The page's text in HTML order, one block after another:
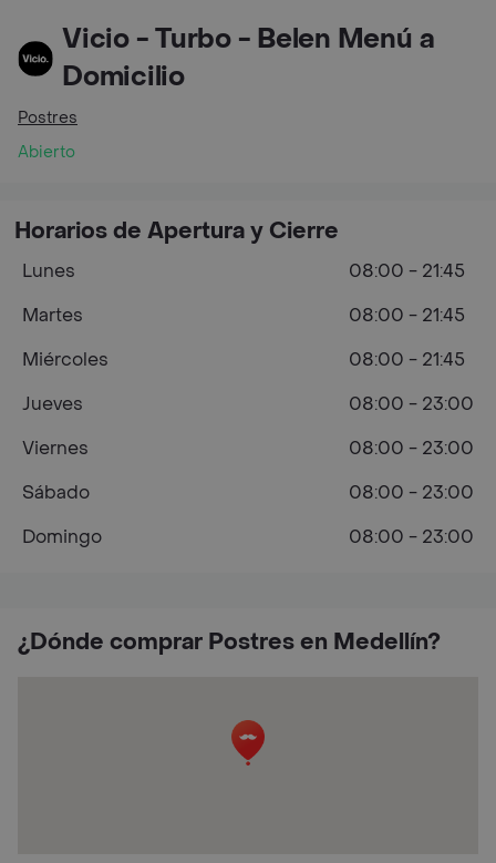
Vicio - Turbo - Belen Menú a
Domicilio
Postres
Abierto
¿Dónde comprar Postres en Medellín?
Horarios de Apertura y Cierre
Lunes
08:00 - 21:45
Martes
08:00 - 21:45
Miércoles
08:00 - 21:45
Jueves
08:00 - 23:00
Viernes
08:00 - 23:00
Sábado
08:00 - 23:00
Domingo
08:00 - 23:00